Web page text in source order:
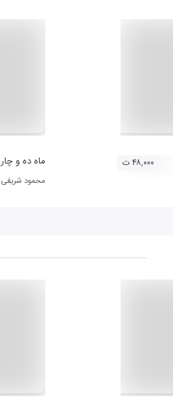
۴۸,۰۰۰ ت ماه ده و چار
محمود شریفی